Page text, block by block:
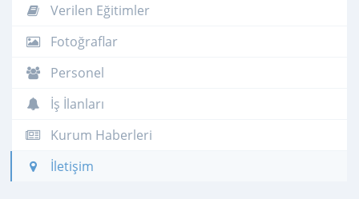
Verilen Eğitimler
Fotoğraflar
Personel
İş İlanları
Kurum Haberleri
İletişim